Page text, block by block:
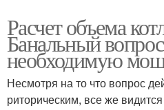
Расчет объема
Банальный
необходимую
Несмотря на то что вопрос
риторическим, все же